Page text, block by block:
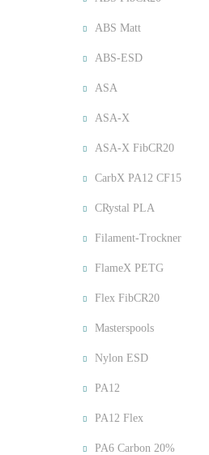
ABS Matt
ABS-ESD
ASA
ASA-X
ASA-X FibCR20
CarbX PA12 CF15
CRystal PLA
Filament-Trockner
FlameX PETG
Flex FibCR20
Masterspools
Nylon ESD
PA12
PA12 Flex
PA6 Carbon 20%